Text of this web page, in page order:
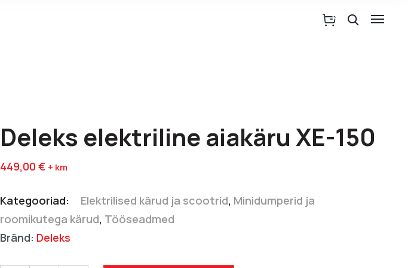
Deleks elektriline aiakäru XE-150
449,00€ + km
Kategooriad: Elektrilised kärud ja scootrid, Minidumperid ja
roomikutega kärud, Tööseadmed
Bränd: Deleks